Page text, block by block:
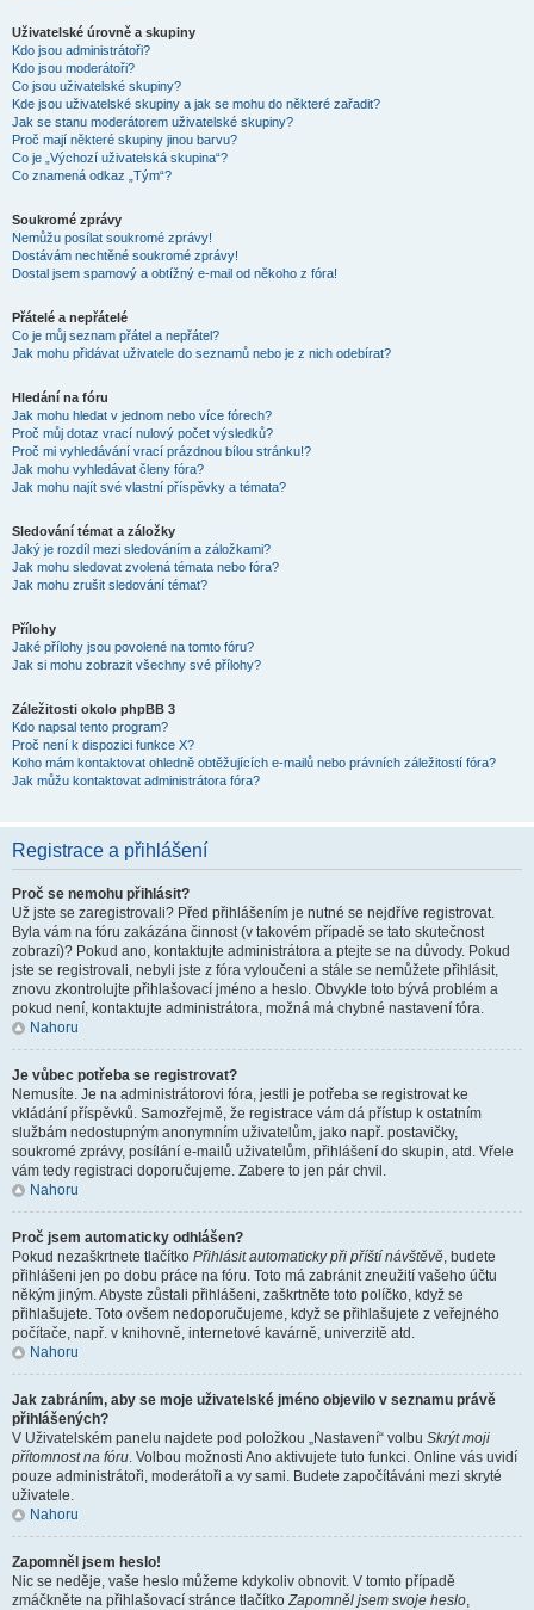
Uživatelské úrovně a skupiny
Kdo jsou administrátoři?
Kdo jsou moderátoři?
Co jsou uživatelské skupiny?
Kde jsou uživatelské skupiny a jak se mohu do některé zařadit?
Jak se stanu moderátorem uživatelské skupiny?
Proč mají některé skupiny jinou barvu?
Co je „Výchozí uživatelská skupina“?
Co znamená odkaz „Tým“?
Soukromé zprávy
Nemůžu posílat soukromé zprávy!
Dostávám nechtěné soukromé zprávy!
Dostal jsem spamový a obtížný e-mail od někoho z fóra!
Přátelé a nepřátelé
Co je můj seznam přátel a nepřátel?
Jak mohu přidávat uživatele do seznamů nebo je z nich odebírat?
Hledání na fóru
Jak mohu hledat v jednom nebo více fórech?
Proč můj dotaz vrací nulový počet výsledků?
Proč mi vyhledávání vrací prázdnou bílou stránku!?
Jak mohu vyhledávat členy fóra?
Jak mohu najít své vlastní příspěvky a témata?
Sledování témat a záložky
Jaký je rozdíl mezi sledováním a záložkami?
Jak mohu sledovat zvolená témata nebo fóra?
Jak mohu zrušit sledování témat?
Přílohy
Jaké přílohy jsou povolené na tomto fóru?
Jak si mohu zobrazit všechny své přílohy?
Záležitosti okolo phpBB 3
Kdo napsal tento program?
Proč není k dispozici funkce X?
Koho mám kontaktovat ohledně obtěžujících e-mailů nebo právních záležitostí fóra?
Jak můžu kontaktovat administrátora fóra?
Registrace a přihlášení
Proč se nemohu přihlásit?
Už jste se zaregistrovali? Před přihlášením je nutné se nejdříve registrovat.
Byla vám na fóru zakázána činnost (v takovém případě se tato skutečnost
zobrazí)? Pokud ano, kontaktujte administrátora a ptejte se na důvody. Pokud
jste se registrovali, nebyli jste z fóra vyloučeni a stále se nemůžete přihlásit,
znovu zkontrolujte přihlašovací jméno a heslo. Obvykle toto bývá problém a
pokud není, kontaktujte administrátora, možná má chybné nastavení fóra.
Nahoru
Je vůbec potřeba se registrovat?
Nemusíte. Je na administrátorovi fóra, jestli je potřeba se registrovat ke
vkládání příspěvků. Samozřejmě, že registrace vám dá přístup k ostatním
službám nedostupným anonymním uživatelům, jako např. postavičky,
soukromé zprávy, posílání e-mailů uživatelům, přihlášení do skupin, atd. Vřele
vám tedy registraci doporučujeme. Zabere to jen pár chvil.
Nahoru
Proč jsem automaticky odhlášen?
Pokud nezaškrtnete tlačítko Přihlásit automaticky při příští návštěvě, budete
přihlášeni jen po dobu práce na fóru. Toto má zabránit zneužití vašeho účtu
někým jiným. Abyste zůstali přihlášeni, zaškrtněte toto políčko, když se
přihlašujete. Toto ovšem nedoporučujeme, když se přihlašujete z veřejného
počítače, např. v knihovně, internetové kavárně, univerzitě atd.
Nahoru
Jak zabráním, aby se moje uživatelské jméno objevilo v seznamu právě
přihlášených?
V Uživatelském panelu najdete pod položkou „Nastavení“ volbu Skrýt moji
přítomnost na fóru. Volbou možnosti Ano aktivujete tuto funkci. Online vás uvidí
pouze administrátoři, moderátoři a vy sami. Budete započítáváni mezi skryté
uživatele.
Nahoru
Zapomněl jsem heslo!
Nic se neděje, vaše heslo můžeme kdykoliv obnovit. V tomto případě
zmáčkněte na přihlašovací stránce tlačítkoZapomněl jsem svoje heslo,